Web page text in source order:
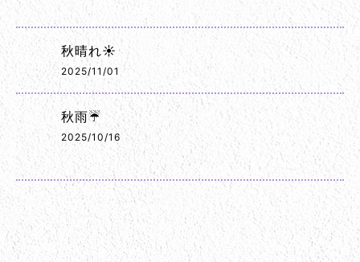
秋晴れ☀️
2025/11/01
秋雨☔
2025/10/16